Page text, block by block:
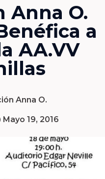
Anna O.
a
AA.VV
Anna O.
Mayo 19, 2016